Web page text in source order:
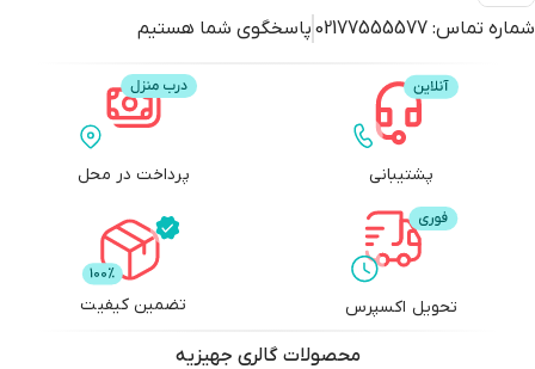
شماره تماس: 02177555577 پاسخگوی شما هستیم
پشتیبانی پرداخت در محل
تحویل اکسپرس تضمین کیفیت
محصولاتگالری جهیزیه